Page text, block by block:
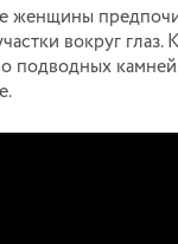
женщины
вокруг
подводных